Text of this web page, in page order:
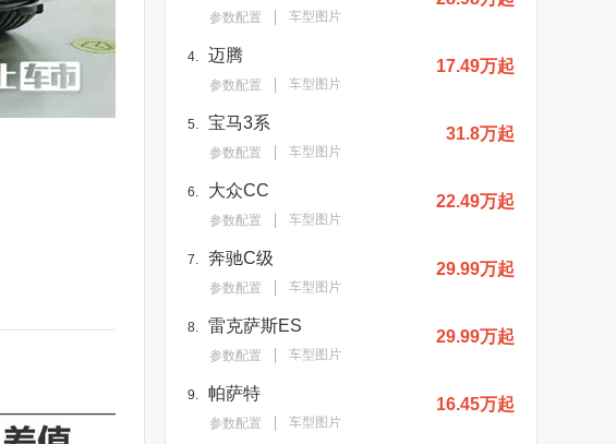
参数配置 车型图片
4. 迈腾
参数配置 车型图片
17.49万起
5. 宝马3系
参数配置 车型图片
31.8万起
6. 大众CC
参数配置 车型图片
22.49万起
7. 奔驰C级
参数配置 车型图片
29.99万起
8. 雷克萨斯ES
参数配置 车型图片
29.99万起
9. 帕萨特
参数配置 车型图片
16.45万起